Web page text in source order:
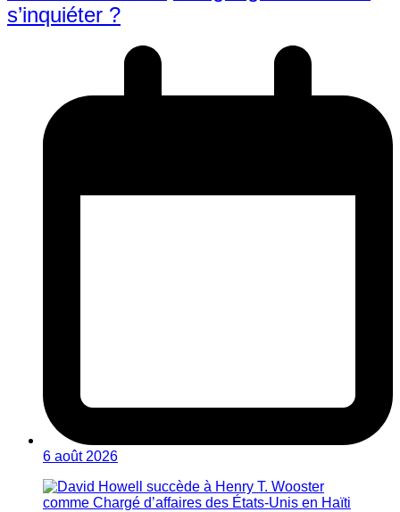
s’inquiéter ?
6 août 2026